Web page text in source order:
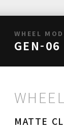
WHEEL
GEN-
MATTE